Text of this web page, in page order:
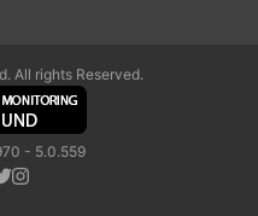
All rights Reserved.
- 5.0.559